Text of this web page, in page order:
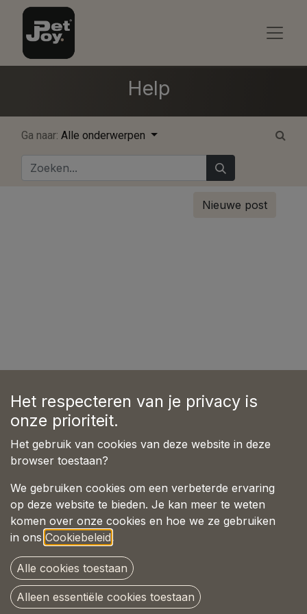
Help
Ga naar: Alle onderwerpen
Nieuwe post
Copyright © Pet-Joy Products B.V.
Het respecteren van je privacy is
onze prioriteit.
Het gebruik van cookies van deze website in deze
browser toestaan?
We gebruiken cookies om een verbeterde ervaring
op deze website te bieden. Je kan meer te weten
komen over onze cookies en hoe we ze gebruiken
in ons Cookiebeleid .
Alle cookies toestaan
Alleen essentiële cookies toestaan